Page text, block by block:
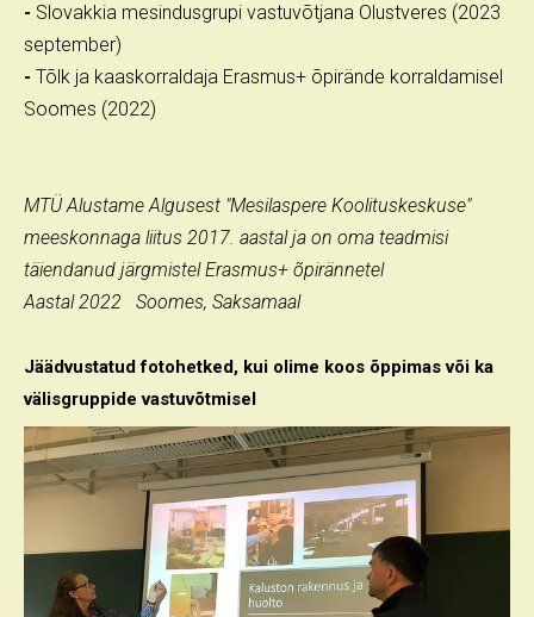
- Slovakkia mesindusgrupi vastuvõtjana Olustveres (2023
september)
- Tõlk ja kaaskorraldaja Erasmus+ õpirände korraldamisel
Soomes (2022)
MTÜ Alustame Algusest "Mesilaspere Koolituskeskuse"
meeskonnaga liitus 2017. aastal ja on oma teadmisi
täiendanud järgmistel Erasmus+ õpirännetel
Aastal 2022 Soomes, Saksamaal
Jäädvustatud fotohetked, kui olime koos õppimas või ka
välisgruppide vastuvõtmisel